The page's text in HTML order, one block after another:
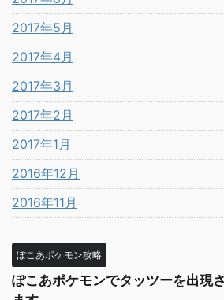
2017年5月
2017年4月
2017年3月
2017年2月
2017年1月
2016年12月
2016年11月
ぽこあポケモン攻略
ぽこあポケモンでタッツーを出現